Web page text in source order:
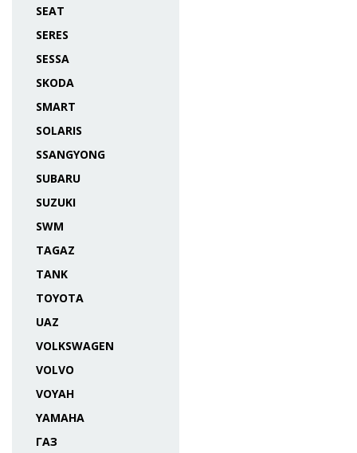
SEAT
SERES
SESSA
SKODA
SMART
SOLARIS
SSANGYONG
SUBARU
SUZUKI
SWM
TAGAZ
TANK
TOYOTA
UAZ
VOLKSWAGEN
VOLVO
VOYAH
YAMAHA
ГАЗ